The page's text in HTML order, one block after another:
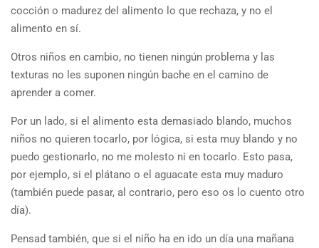
cocción o madurez del alimento lo que rechaza, y no el
alimento en sí.
Otros niños en cambio, no tienen ningún problema y las
texturas no les suponen ningún bache en el camino de
aprender a comer.
Por un lado, si el alimento esta demasiado blando, muchos
niños no quieren tocarlo, por lógica, si esta muy blando y no
puedo gestionarlo, no me molesto ni en tocarlo. Esto pasa,
por ejemplo, si el plátano o el aguacate esta muy maduro
(también puede pasar, al contrario, pero eso os lo cuento otro
día).
Pensad también, que si el niño ha en ido un día una mañana